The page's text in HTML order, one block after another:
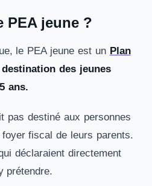
PEA jeune ?
le PEA jeune est un Plan
des jeunes
ans.
pas destiné aux personnes
fiscal de leurs parents.
déclaraient directement
prétendre.